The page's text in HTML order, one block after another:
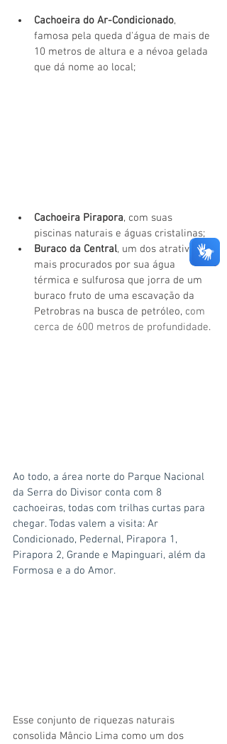
Cachoeira do Ar-Condicionado,
famosa pela queda d'água de mais de
10 metros de altura e a névoa gelada
que dá nome ao local;
Cachoeira Pirapora, com suas
piscinas naturais e águas cristalinas;
Buraco da Central, um dos atrativos
mais procurados por sua água
térmica e sulfurosa que jorra de um
buraco fruto de uma escavação da
Petrobras na busca de petróleo, com
cerca de 600 metros de profundidade.
Ao todo, a área norte do Parque Nacional
da Serra do Divisor conta com 8
cachoeiras, todas com trilhas curtas para
chegar. Todas valem a visita: Ar
Condicionado, Pedernal, Pirapora 1,
Pirapora 2, Grande e Mapinguari, além da
Formosa e a do Amor.
Esse conjunto de riquezas naturais
consolida Mâncio Lima como um dos